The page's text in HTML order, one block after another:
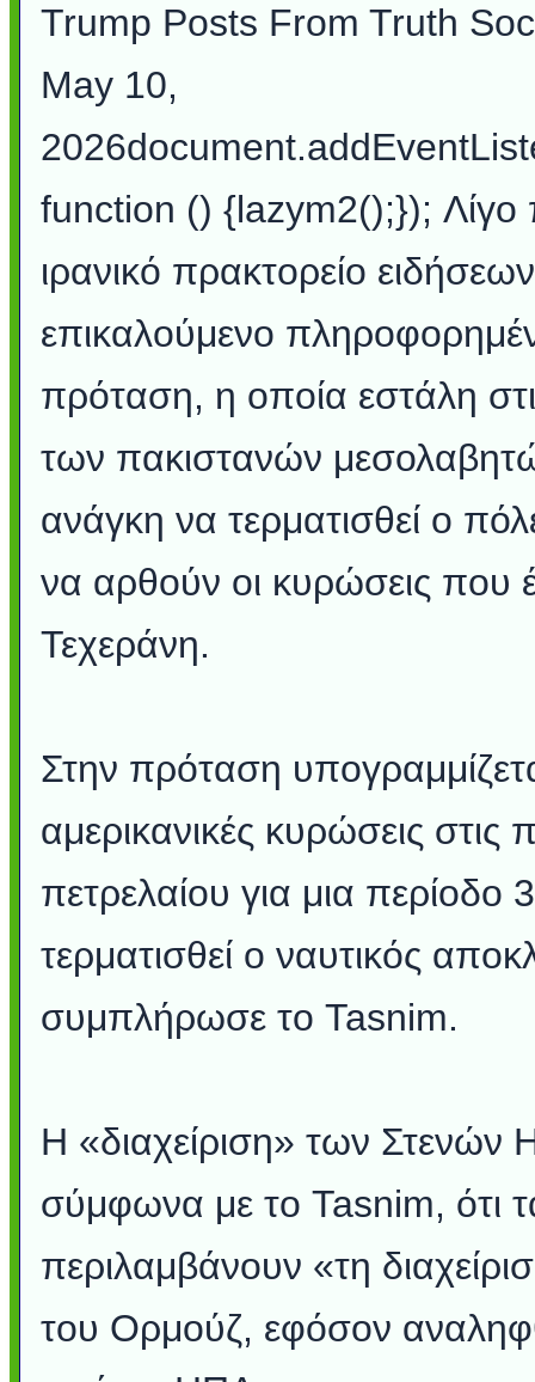
Trump Posts From Truth
May 10,
function () {lazym2();}); Λίγο
ιρανικό πρακτορείο
επικαλούμενο
πρόταση, η οποία εστάλη
των πακιστανών
ανάγκη να τερματισθεί ο
να αρθούν οι κυρώσεις που
Τεχεράνη.
Στην πρόταση
αμερικανικές κυρώσεις στις
πετρελαίου για μια
τερματισθεί ο ναυτικός
συμπλήρωσε το Tasnim.
Η «διαχείριση» των
σύμφωνα με το Tasnim, ότι
περιλαμβάνουν «τη
του Ορμούζ, εφόσον